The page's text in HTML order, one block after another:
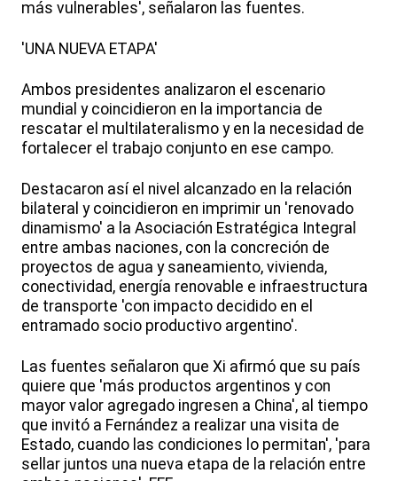
más vulnerables', señalaron las fuentes.
'UNA NUEVA ETAPA'
Ambos presidentes analizaron el escenario
mundial y coincidieron en la importancia de
rescatar el multilateralismo y en la necesidad de
fortalecer el trabajo conjunto en ese campo.
Destacaron así el nivel alcanzado en la relación
bilateral y coincidieron en imprimir un 'renovado
dinamismo' a la Asociación Estratégica Integral
entre ambas naciones, con la concreción de
proyectos de agua y saneamiento, vivienda,
conectividad, energía renovable e infraestructura
de transporte 'con impacto decidido en el
entramado socio productivo argentino'.
Las fuentes señalaron que Xi afirmó que su país
quiere que 'más productos argentinos y con
mayor valor agregado ingresen a China', al tiempo
que invitó a Fernández a realizar una visita de
Estado, cuando las condiciones lo permitan', 'para
sellar juntos una nueva etapa de la relación entre